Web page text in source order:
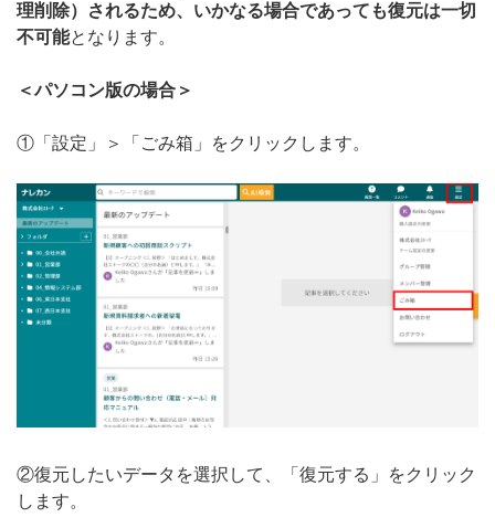
理削除）されるため、いかなる場合であっても復元は一切
不可能となります。
＜パソコン版の場合＞
①「設定」＞「ごみ箱」をクリックします。
②復元したいデータを選択して、「復元する」をクリック
します。